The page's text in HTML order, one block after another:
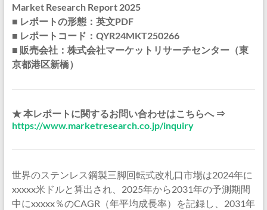
Market Research Report 2025
■ レポートの形態：英文PDF
■ レポートコード：QYR24MKT250266
■ 販売会社：株式会社マーケットリサーチセンター（東
京都港区新橋）
★ 本レポートに関するお問い合わせはこちらへ ⇒
https://www.marketresearch.co.jp/inquiry
世界のステンレス鋼製三脚回転式改札口市場は2024年に
xxxxx米ドルと算出され、2025年から2031年の予測期間
中にxxxxx％のCAGR（年平均成長率）を記録し、2031年